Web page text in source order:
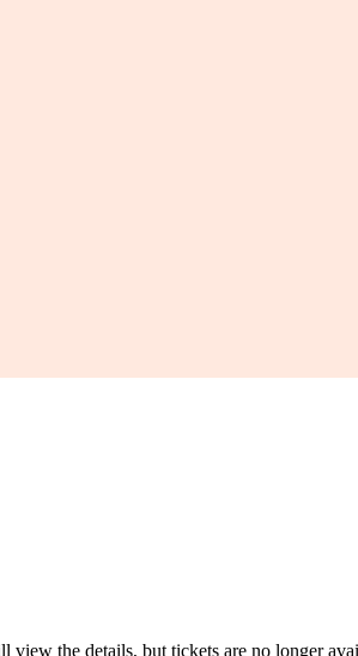
view the details, but tickets are no longer